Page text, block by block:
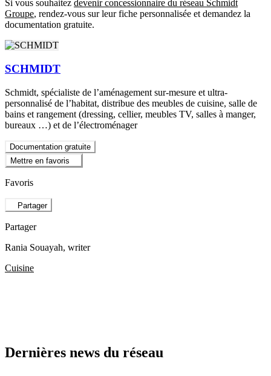
Si vous souhaitez devenir concessionnaire du réseau Schmidt
Groupe, rendez-vous sur leur fiche personnalisée et demandez la
documentation gratuite.
SCHMIDT
Schmidt, spécialiste de l’aménagement sur-mesure et ultra-
personnalisé de l’habitat, distribue des meubles de cuisine, salle de
bains et rangement (dressing, cellier, meubles TV, salles à manger,
bureaux …) et de l’électroménager
Documentation gratuite
Mettre en favoris
Favoris
Partager
Partager
Rania Souayah, writer
Cuisine
Dernières news du réseau